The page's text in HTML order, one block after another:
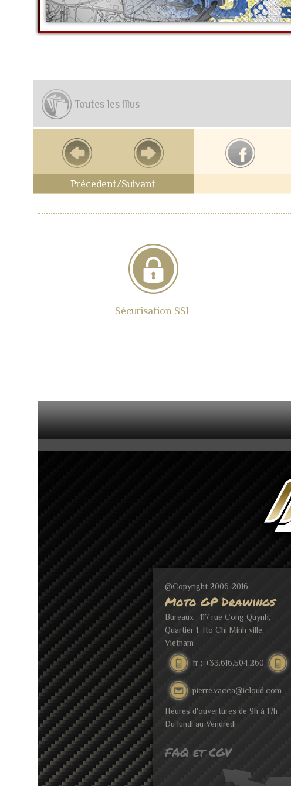
Toutes les illus
Précedent/Suivant
Sécurisation SSL
@Copyright 2006-2016
Moto GP Drawings
Bureaux : 117 rue Cong Quynh,
Quartier 1, Ho Chi Minh ville,
Vietnam
fr : +33.616.504.260
pierre.vacca@icloud.com
Heures d'ouvertures de 9h à 17h
Du lundi au Vendredi
FAQ et CGV